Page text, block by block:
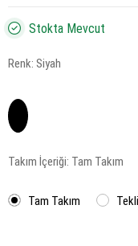
Stokta Mevcut
Renk: Siyah
Takım İçeriği: Tam Takım
Tam Takım